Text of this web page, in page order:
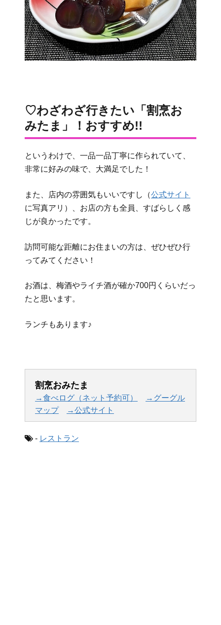
♡わざわざ行きたい「割烹お
みたま」！おすすめ!!
というわけで、一品一品丁寧に作られていて、
非常に好みの味で、大満足でした！
また、店内の雰囲気もいいですし（公式サイト
に写真アリ）、お店の方も全員、すばらしく感
じが良かったです。
訪問可能な距離にお住まいの方は、ぜひぜひ行
ってみてください！
お酒は、梅酒やライチ酒が確か700円くらいだっ
たと思います。
ランチもあります♪
割烹おみたま
→食べログ（ネット予約可）
→グーグル
マップ
→公式サイト
- レストラン